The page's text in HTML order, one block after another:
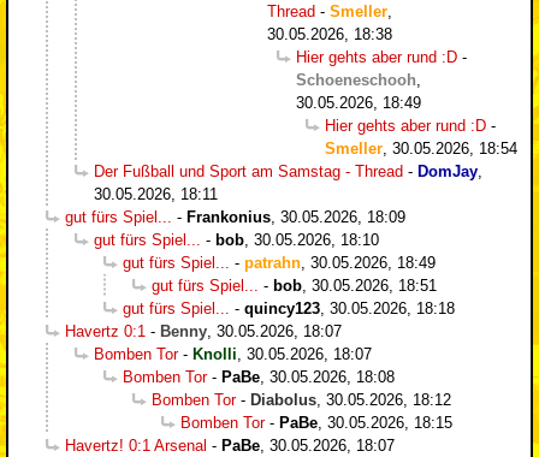
Thread - Smeller
30.05.2026, 18:38
Hier gehts aber rund :D -
Schoeneschooh
30.05.2026, 18:49
Hier gehts aber rund :D -
Smeller 30.05.2026, 18:54
Der Fußball und Sport am Samstag - Thread - DomJay
30.05.2026, 18:11
gut fürs Spiel...
- Frankonius 30.05.2026, 18:09
gut fürs Spiel...
- bob 30.05.2026, 18:10
gut fürs Spiel...
- patrahn 30.05.2026, 18:49
gut fürs Spiel...
- bob 30.05.2026, 18:51
gut fürs Spiel...
- quincy123 30.05.2026, 18:18
Havertz 0:1 - Benny 30.05.2026, 18:07
Bomben Tor- Knolli 30.05.2026, 18:07
Bomben Tor- PaBe 30.05.2026, 18:08
Bomben Tor- Diabolus 30.05.2026, 18:12
Bomben Tor- PaBe 30.05.2026, 18:15
Havertz! 0:1 Arsenal - PaBe 30.05.2026, 18:07